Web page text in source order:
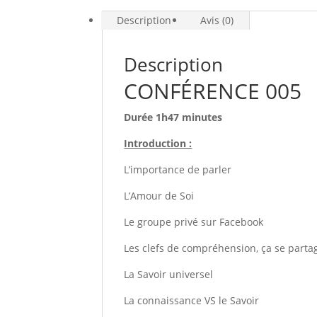
Description Avis (0)
Description
CONFÉRENCE 005
Durée 1h47 minutes
Introduction :
L’importance de parler
L’Amour de Soi
Le groupe privé sur Facebook
Les clefs de compréhension, ça se
La Savoir universel
La connaissance VS le Savoir